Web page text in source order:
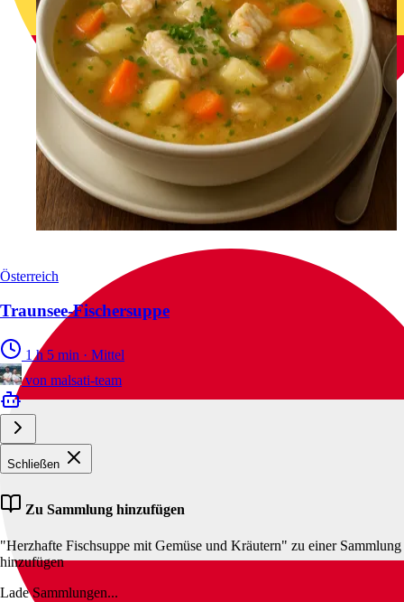
Österreich
Traunsee-Fischersuppe
1 h 5 min · Mittel
von malsati-team
Schließen
Zu Sammlung hinzufügen
"Herzhafte Fischsuppe mit Gemüse und Kräutern" zu einer Sammlung
hinzufügen
Lade Sammlungen...